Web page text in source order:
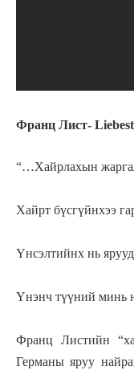
Франц Лист-
“…Хайрлахын
Хайрт бүсгүйнхээ
Үнсэлтийнх нь
Үнэнч түүний минь
Франц Листийн
Германы яруу